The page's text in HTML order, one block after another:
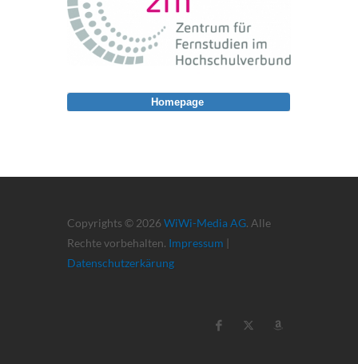
Copyrights © 2026 WiWi-Media AG. Alle
Rechte vorbehalten. Impressum |
Datenschutzerkärung
Homepage